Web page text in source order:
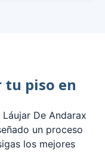
tu piso en
De Andarax
un proceso
los mejores